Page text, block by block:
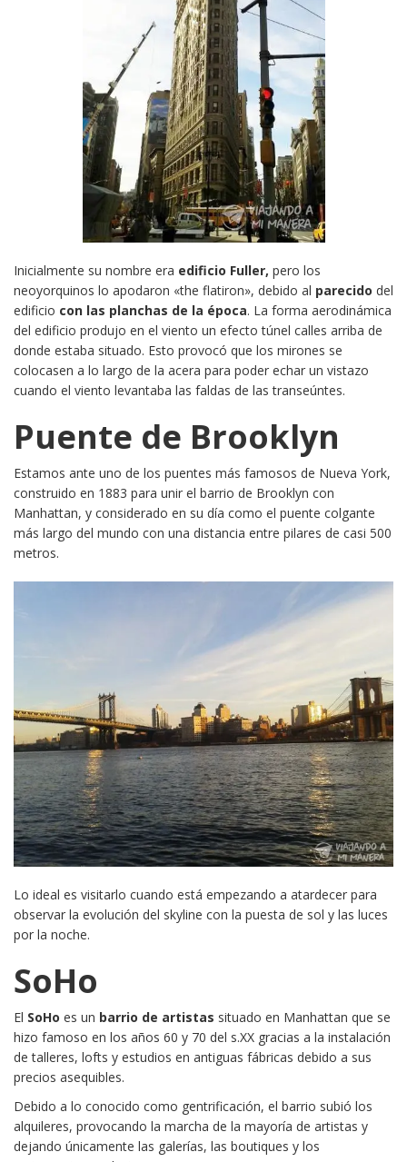
Inicialmente su nombre era edificio Fuller, pero los
neoyorquinos lo apodaron «the flatiron», debido al parecido del
edificio con las planchas de la época. La forma aerodinámica
del edificio produjo en el viento un efecto túnel calles arriba de
donde estaba situado. Esto provocó que los mirones se
colocasen a lo largo de la acera para poder echar un vistazo
cuando el viento levantaba las faldas de las transeúntes.
Puente de Brooklyn
Estamos ante uno de los puentes más famosos de Nueva York,
construido en 1883 para unir el barrio de Brooklyn con
Manhattan, y considerado en su día como el puente colgante
más largo del mundo con una distancia entre pilares de casi 500
metros.
Lo ideal es visitarlo cuando está empezando a atardecer para
observar la evolución del skyline con la puesta de sol y las luces
por la noche.
SoHo
El SoHo es un barrio de artistas situado en Manhattan que se
hizo famoso en los años 60 y 70 del s.XX gracias a la instalación
de talleres, lofts y estudios en antiguas fábricas debido a sus
precios asequibles.
Debido a lo conocido como gentrificación, el barrio subió los
alquileres, provocando la marcha de la mayoría de artistas y
dejando únicamente las galerías, las boutiques y los